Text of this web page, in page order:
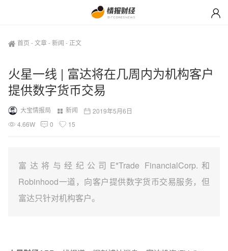
首页 -文章-新闻 - 正文
火星一线 | 富达将在几周内为机构客户
提供数字货币交易
大宝情报局 新闻
2019年5月6日
4.66W
0 15
富达将与经纪公司E*Trade FinancialCorp.和
Robinhood一道，向客户提供数字货币交易服务，但
富达只针对机构客户。